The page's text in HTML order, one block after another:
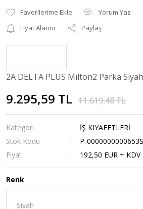
Yorum Yaz
Fiyat Alarmı
Paylaş
2A DELTA PLUS Mılton2 Parka
9.295,59 TL 11.619,48 TL
Kategori
İŞ KIYAFETLERİ
Stok Kodu
P-
Fiyat
192,50 EUR + KDV
Renk